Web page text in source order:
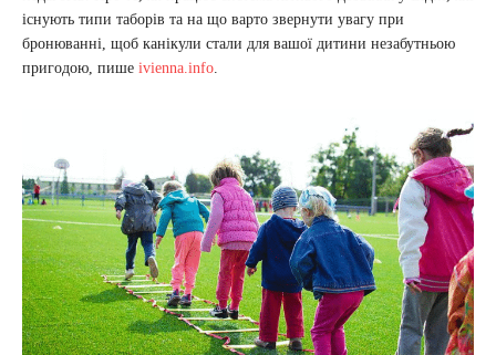
існують типи таборів та на що варто звернути увагу при
бронюванні, щоб канікули стали для вашої дитини незабутньою
пригодою, пише ivienna.info.